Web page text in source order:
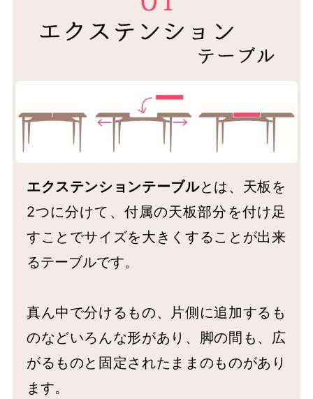
エクステンションテーブルとは、天板を
2つに分けて、付属の天板部分を付け足
すことでサイズを大きくすることが出来
るテーブルです。
真ん中で分けるもの、片側に追加するも
のなどいろんな形があり、脚の間も、広
がるものと固定されたままのものがあり
ます。